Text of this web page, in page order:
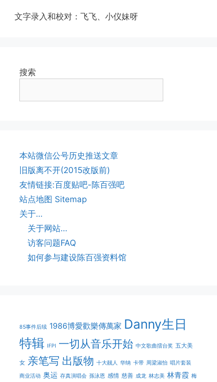
文字录入和校对：飞飞、小仪妹呀
搜索
本站微信公号历史推送文章
旧版离不开(2015改版前)
友情链接:百度贴吧-陈百强吧
站点地图 Sitemap
关于…
关于网站…
访客问题FAQ
如何参与建设陈百强资料馆
85事件后续 1986博愛歡樂傳萬家 Danny生日
特辑 IFPI 一切从音乐开始 中文歌曲擂台奖 五大美
女 亲笔写 出版物 十大靓人 华纳 卡带 周梁淑怡 唱片套装
商业活动 奥运 存真演唱会 孫泳恩 感情 慈善 成龙 林志美 林青霞 梅